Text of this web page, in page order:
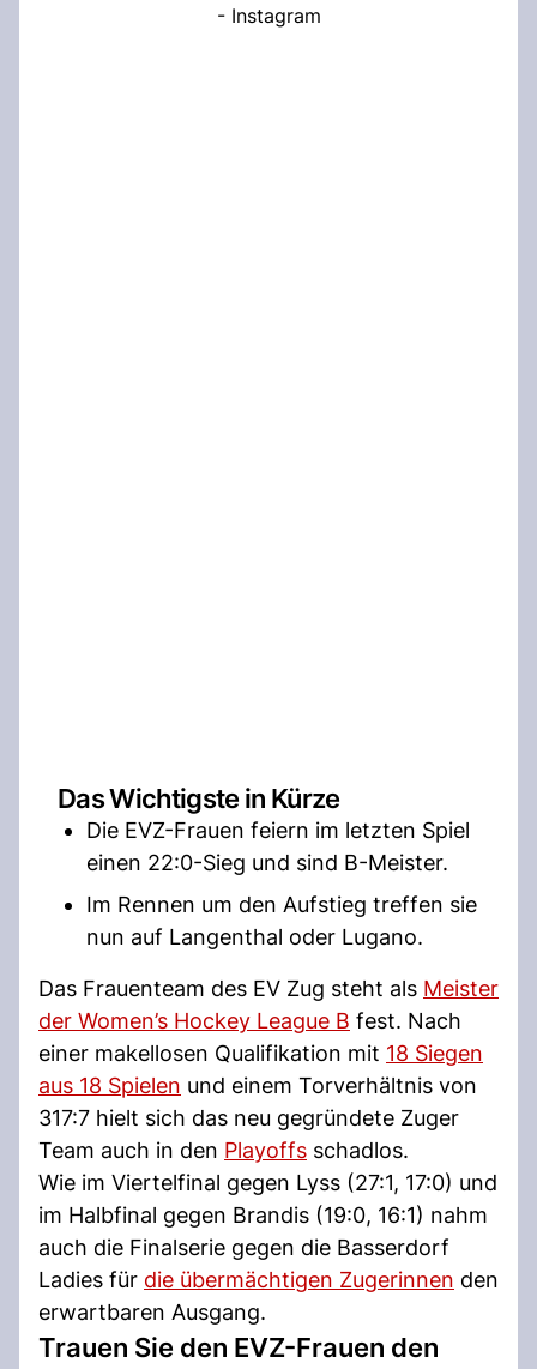
- Instagram
Das Wichtigste in Kürze
Die EVZ-Frauen feiern im letzten Spiel
einen 22:0-Sieg und sind B-Meister.
Im Rennen um den Aufstieg treffen sie
nun auf Langenthal oder Lugano.
Das Frauenteam des EV Zug steht als Meister
der Women’s Hockey League B fest. Nach
einer makellosen Qualifikation mit 18 Siegen
aus 18 Spielen und einem Torverhältnis von
317:7 hielt sich das neu gegründete Zuger
Team auch in den Playoffs schadlos.
Wie im Viertelfinal gegen Lyss (27:1, 17:0) und
im Halbfinal gegen Brandis (19:0, 16:1) nahm
auch die Finalserie gegen die Basserdorf
Ladies für die übermächtigen Zugerinnen den
erwartbaren Ausgang.
Trauen Sie den EVZ-Frauen den